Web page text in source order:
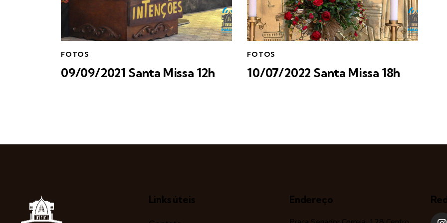
FOTOS
09/09/2021 Santa Missa 12h
FOTOS
10/07/2022 Santa Missa 18h
Links úteis Endereço